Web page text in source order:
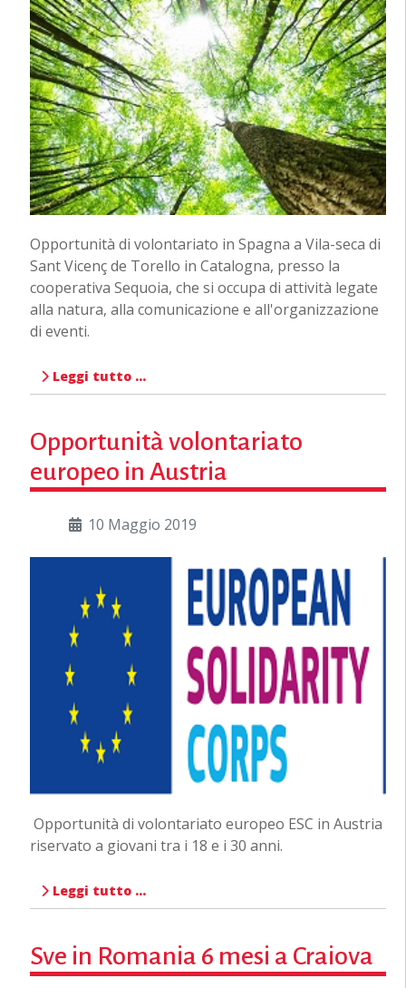
Opportunità di volontariato in Spagna a Vila-seca di
Sant Vicenç de Torello in Catalogna, presso la
cooperativa Sequoia, che si occupa di attività legate
alla natura, alla comunicazione e all'organizzazione
di eventi.
Leggi tutto …
Opportunità volontariato
europeo in Austria
10 Maggio 2019
Opportunità di volontariato europeo ESC in Austria
riservato a giovani tra i 18 e i 30 anni.
Leggi tutto …
Sve in Romania 6 mesi a Craiova